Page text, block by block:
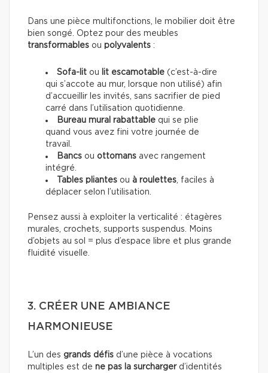
Dans une pièce multifonctions, le mobilier doit être
bien songé. Optez pour des meubles
transformables ou polyvalents :
Sofa-lit ou lit escamotable (c’est-à-dire
qui s’accote au mur, lorsque non utilisé) afin
d’accueillir les invités, sans sacrifier de pied
carré dans l’utilisation quotidienne.
Bureau mural rabattable qui se plie
quand vous avez fini votre journée de
travail.
Bancs ou ottomans avec rangement
intégré.
Tables pliantes ou à roulettes, faciles à
déplacer selon l’utilisation.
Pensez aussi à exploiter la verticalité : étagères
murales, crochets, supports suspendus. Moins
d’objets au sol = plus d’espace libre et plus grande
fluidité visuelle.
3. CRÉER UNE AMBIANCE
HARMONIEUSE
L’un des grands défis d’une pièce à vocations
multiples est de ne pas la surchargerd’identités